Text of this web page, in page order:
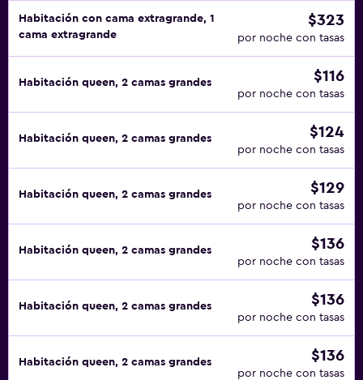
Habitación con cama extragrande, 1
cama extragrande
$323
por noche con tasas
Habitación queen, 2 camas grandes $116
por noche con tasas
Habitación queen, 2 camas grandes $124
por noche con tasas
Habitación queen, 2 camas grandes $129
por noche con tasas
Habitación queen, 2 camas grandes $136
por noche con tasas
Habitación queen, 2 camas grandes $136
por noche con tasas
Habitación queen, 2 camas grandes $136
por noche con tasas